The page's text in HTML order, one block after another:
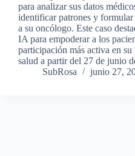
para analizar sus datos
identificar patrones y formular
a su oncólogo. Este caso
IA para empoderar a los
participación más activa en
salud a partir del 27 de junio
SubRosa
junio 27,